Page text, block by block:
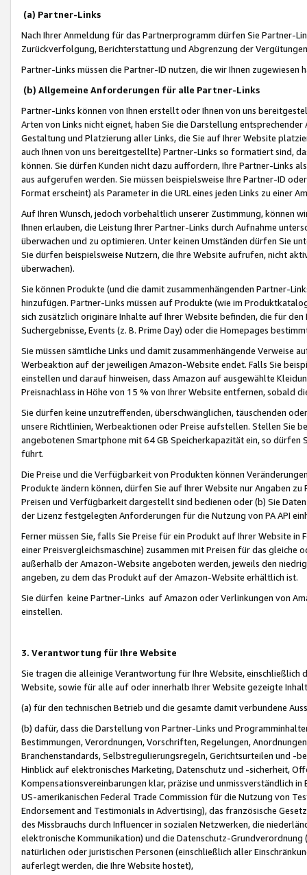
(a) Partner-Links
Nach Ihrer Anmeldung für das Partnerprogramm dürfen Sie Partner-
Zurückverfolgung, Berichterstattung und Abgrenzung der
Partner-Links müssen die Partner-ID nutzen, die wir Ihnen zugewiesen
(b) Allgemeine Anforderungen für alle Partner-Links
Partner-Links können von Ihnen erstellt oder Ihnen von uns
Arten von Links nicht eignet, haben Sie die Darstellung
Gestaltung und Platzierung aller Links, die Sie auf Ihrer Website
auch Ihnen von uns bereitgestellte) Partner-Links so formatiert sind,
können. Sie dürfen Kunden nicht dazu auffordern, Ihre Partner-Links
aus aufgerufen werden. Sie müssen beispielsweise Ihre Partner-ID
Format erscheint) als Parameter in die URL eines jeden Links zu einer
Auf Ihren Wunsch, jedoch vorbehaltlich unserer Zustimmung, können
Ihnen erlauben, die Leistung Ihrer Partner-Links durch Aufnahme
überwachen und zu optimieren. Unter keinen Umständen dürfen Sie
Sie dürfen beispielsweise Nutzern, die Ihre Website aufrufen, nicht
überwachen).
Sie können Produkte (und die damit zusammenhängenden Partner-
hinzufügen. Partner-Links müssen auf Produkte (wie im
sich zusätzlich originäre Inhalte auf Ihrer Website befinden, die für
Suchergebnisse, Events (z. B. Prime Day) oder die Homepages
Sie müssen sämtliche Links und damit zusammenhängende
Werbeaktion auf der jeweiligen Amazon-Website endet. Falls Sie
einstellen und darauf hinweisen, dass Amazon auf ausgewählte
Preisnachlass in Höhe von 15 % von Ihrer Website entfernen, sobald
Sie dürfen keine unzutreffenden, überschwänglichen, täuschenden
unsere Richtlinien, Werbeaktionen oder Preise aufstellen. Stellen Sie
angebotenen Smartphone mit 64 GB Speicherkapazität ein, so dürfen
führt.
Die Preise und die Verfügbarkeit von Produkten können
Produkte ändern können, dürfen Sie auf Ihrer Website nur Angaben
Preisen und Verfügbarkeit dargestellt sind bedienen oder (b) Sie
der Lizenz festgelegten Anforderungen für die Nutzung von PA API
Ferner müssen Sie, falls Sie Preise für ein Produkt auf Ihrer Website
einer Preisvergleichsmaschine) zusammen mit Preisen für das
außerhalb der Amazon-Website angeboten werden, jeweils den
angeben, zu dem das Produkt auf der Amazon-Website erhältlich ist.
Sie dürfen keine Partner-Links auf Amazon oder Verlinkungen von
einstellen.
3. Verantwortung für Ihre Website
Sie tragen die alleinige Verantwortung für Ihre Website,
Website, sowie für alle auf oder innerhalb Ihrer Website gezeigte
(a) für den technischen Betrieb und die gesamte damit verbundene
(b) dafür, dass die Darstellung von Partner-Links und
Bestimmungen, Verordnungen, Vorschriften, Regelungen,
Branchenstandards, Selbstregulierungsregeln, Gerichtsurteilen und -
Hinblick auf elektronisches Marketing, Datenschutz und -sicherheit,
Kompensationsvereinbarungen klar, präzise und unmissverständlich
US-amerikanischen Federal Trade Commission für die Nutzung von
Endorsement and Testimonials in Advertising), das französische
des Missbrauchs durch Influencer in sozialen Netzwerken, die
elektronische Kommunikation) und die Datenschutz-
natürlichen oder juristischen Personen (einschließlich aller
auferlegt werden, die Ihre Website hostet),